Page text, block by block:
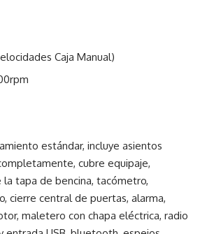
Caja Manual)
estándar, incluye asientos
cubre equipaje,
tapa de bencina, tacómetro,
cierre central de puertas, alarma,
maletero con chapa eléctrica, radio